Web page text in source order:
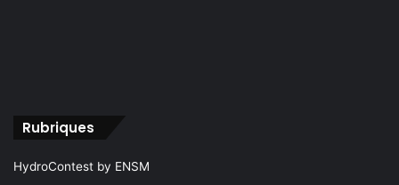
Rubriques
HydroContest by ENSM